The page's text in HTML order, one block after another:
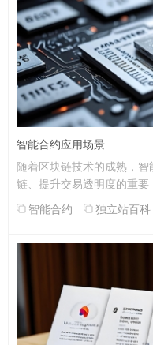
智能合约应用场景
随着区块链技术的成熟，
链、提升交易透明度的重要
智能合约
独立站百科